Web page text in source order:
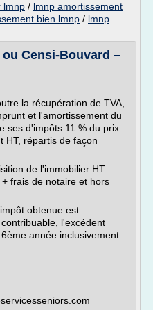
lmnp / lmnp amortissement
bien lmnp / lmnp
Censi-Bouvard –
la récupération de TVA,
et l'amortissement du
ses d'impôts 11 % du prix
HT, répartis de façon
de l'immobilier HT
frais de notaire et hors
obtenue est
l'excédent
année inclusivement.